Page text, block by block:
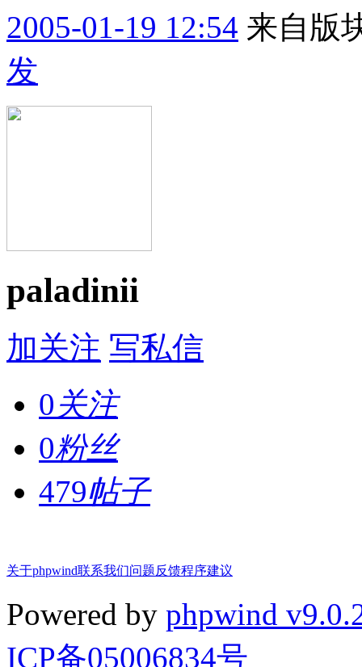
2005-01-19 12:54 来自版
发
paladinii
加关注 写私信
0关注
0粉丝
479帖子
关于phpwind联系我们问题反馈程序建议
Powered by phpwind
ICP备05006834号